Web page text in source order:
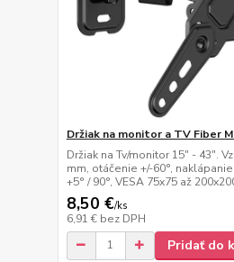
Držiak na monitor a TV Fiber
Držiak na Tv/monitor 15" - 43".
mm, otáčenie +/-60°,
+5° / 90°, VESA 75x75 až
8,50 €/ks
6,91 € bez DPH
Pridať do